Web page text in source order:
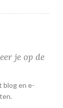
je op de
blog en e-